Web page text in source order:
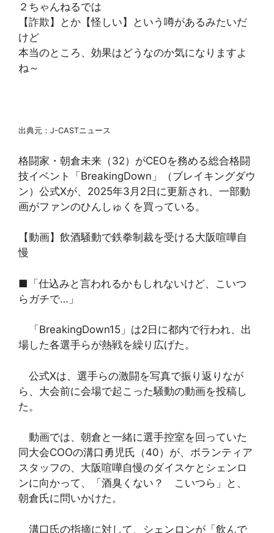
２ちゃんねるでは
【詐欺】とか【怪しい】という噂があるみたいだ
けど
本当のところ、効果はどうなのか気になりますよ
ね～
出典元：J-CASTニュース
格闘家・朝倉未来（32）がCEOを務める総合格闘
技イベント「BreakingDown」（ブレイキングダウ
ン）公式Xが、2025年3月2日に更新され、一部動
画がファンのひんしゅくを買っている。
【動画】飲酒騒動で鉄拳制裁を受ける大阪喧嘩自
慢
■「仕込みと言われるかもしれないけど、こいつ
らガチで…」
「BreakingDown15」は2日に都内で行われ、出
場した各選手らが熱戦を繰り広げた。
公式Xは、選手らの激闘を写真で振り返りなが
ら、大会前に会場で起こった騒動の動画を投稿し
た。
動画では、朝倉と一緒に選手控室を回っていた
同大会COOの溝口勇児氏（40）が、ボランティア
スタッフの、大阪喧嘩自慢のダイスケとシェンロ
ンに向かって、「酒臭くない？ こいつら」と、
朝倉氏に問いかけた。
溝口氏の指摘に対して、シェンロンが「飲んで